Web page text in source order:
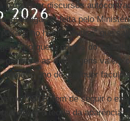
para fazer discursos
investigação feita pelo
hermenêutico” que
porque produtos do
perícia e as mensagens valem
ano de qualquer
oSTF, tem de seguir o
adota a teoria da aparência: